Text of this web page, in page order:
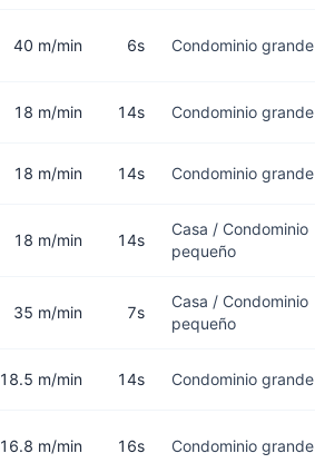
40 m/min 6s Condominio grande
18 m/min 14s Condominio grande
18 m/min 14s Condominio grande
18 m/min 14s
Casa / Condominio
pequeño
35 m/min 7s
Casa / Condominio
pequeño
18.5 m/min 14s Condominio grande
16.8 m/min 16s Condominio grande